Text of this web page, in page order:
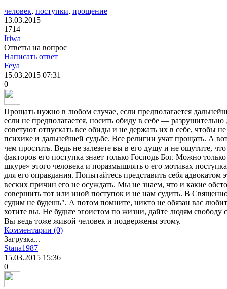
человек, поступки, прощение
13.03.2015
1714
Iriwa
Ответы на вопрос
Написать ответ
Feya
15.03.2015 07:31
0
Прощать нужно в любом случае, если предполагается
если не предполагается, носить обиду в себе —
советуют отпускать все обиды и не держать их в себе, чтобы
психике и дальнейшей судьбе. Все религии учат прощать. А
чем простить. Ведь не залезете вы в его душу и не ощутите,
факторов его поступка знает только Господь Бог. Можно
шкуре» этого человека и поразмышлять о его мотивах
для его оправдания. Попытайтесь представить себя адвокатом
веских причин его не осуждать. Мы не знаем, что и какие
совершить тот или иной поступок и не нам судить. В
судим не будешь". А потом помните, никто не обязан вас
хотите вы. Не будьте эгоистом по жизни, дайте людям
Вы ведь тоже живой человек и подвержены этому.
Комментарии (0)
Загрузка...
Stana1987
15.03.2015 15:36
0